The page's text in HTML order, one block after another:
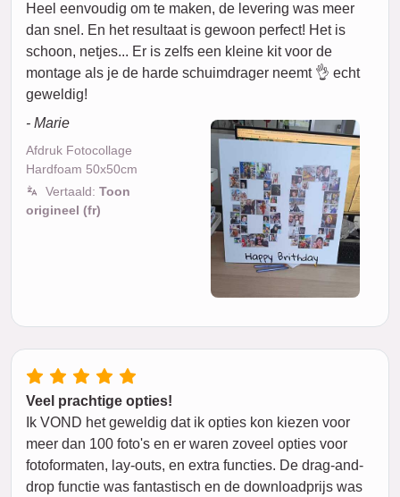
Heel eenvoudig om te maken, de levering was meer
dan snel. En het resultaat is gewoon perfect! Het is
schoon, netjes... Er is zelfs een kleine kit voor de
montage als je de harde schuimdrager neemt 👌 echt
geweldig!
- Marie
Afdruk Fotocollage
Hardfoam 50x50cm
Vertaald: Toon
origineel (fr)
Veel prachtige opties!
Ik VOND het geweldig dat ik opties kon kiezen voor
meer dan 100 foto's en er waren zoveel opties voor
fotoformaten, lay-outs, en extra functies. De drag-and-
drop functie was fantastisch en de downloadprijs was